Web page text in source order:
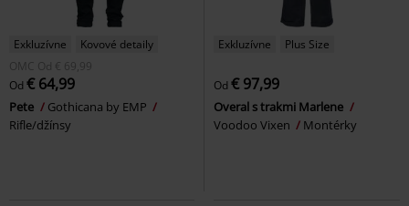
Exkluzívne
Kovové detaily
OMC Od € 69,99
Od € 64,99
Pete
Gothicana by EMP
Rifle/džínsy
Exkluzívne Plus Size
Od € 97,99
Overal s trakmi Marlene
Voodoo Vixen
Montérky